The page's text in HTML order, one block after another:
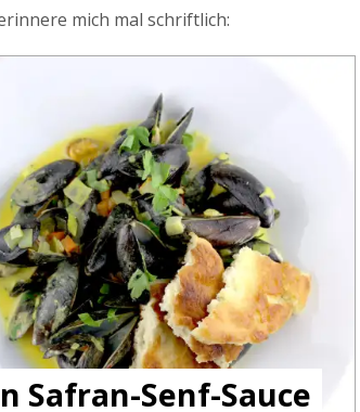
mich mal schriftlich:
Safran-Senf-Sauce